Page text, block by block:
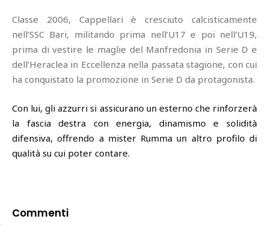
Classe 2006, Cappellari è cresciuto calcisticamente
nell’SSC Bari, militando prima nell’U17 e poi nell’U19,
prima di vestire le maglie del Manfredonia in Serie D e
dell’Heraclea in Eccellenza nella passata stagione, con cui
ha conquistato la promozione in Serie D da protagonista.
Con lui, gli azzurri si assicurano un esterno che rinforzerà
la fascia destra con energia, dinamismo e solidità
difensiva, offrendo a mister Rumma un altro profilo di
qualità su cui poter contare.
Commenti